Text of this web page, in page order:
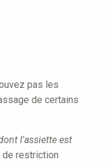
pas les
de certains
l'assiette est
de restriction